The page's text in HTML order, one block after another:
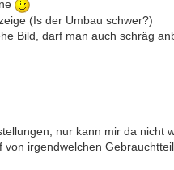
(Is der Umbau schwer?)
Bild, darf man auch schräg
nur kann mir da nicht
von irgendwelchen